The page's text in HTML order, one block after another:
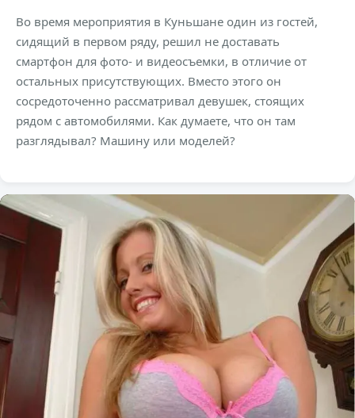
Во время мероприятия в Куньшане один из гостей,
сидящий в первом ряду, решил не доставать
смартфон для фото- и видеосъемки, в отличие от
остальных присутствующих. Вместо этого он
сосредоточенно рассматривал девушек, стоящих
рядом с автомобилями. Как думаете, что он там
разглядывал? Машину или моделей?